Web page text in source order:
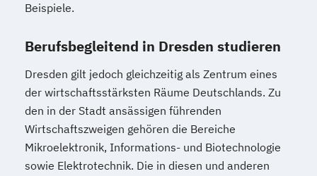
Beispiele.
Berufsbegleitend in Dresden studieren
Dresden gilt jedoch gleichzeitig als Zentrum eines
der wirtschaftsstärksten Räume Deutschlands. Zu
den in der Stadt ansässigen führenden
Wirtschaftszweigen gehören die Bereiche
Mikroelektronik, Informations- und Biotechnologie
sowie Elektrotechnik. Die in diesen und anderen